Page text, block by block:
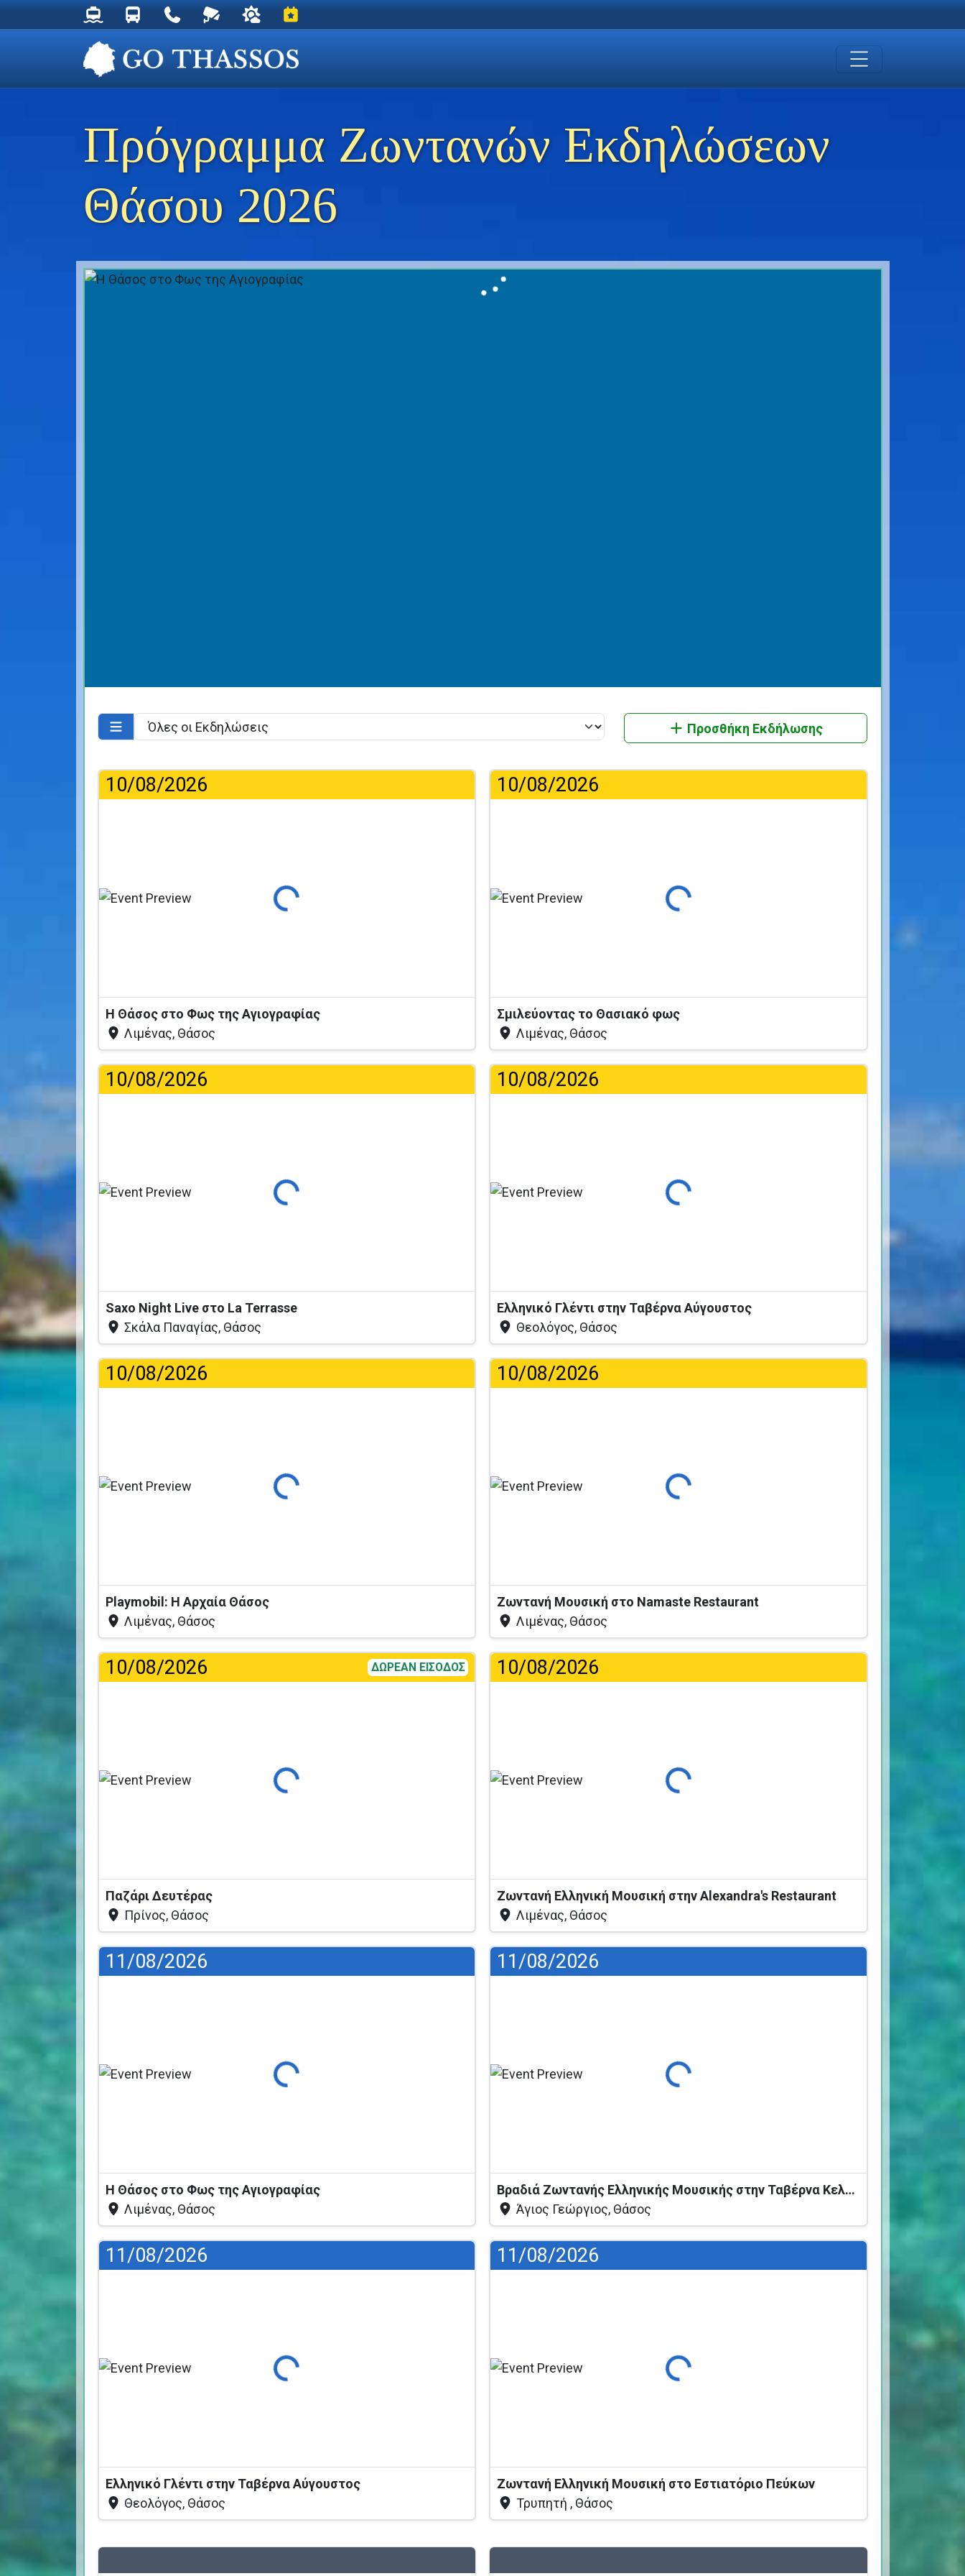
Δρομολόγια Φέρυ για Θάσο
Δρομολόγια Λεωφορείων Θάσου
Χρήσιμα Τηλέφωνα
Ζωντανή Κάμερα στη Χρυσή Ακτή
Ο καιρός στη Θάσο
Εκδηλώσεις στη Θάσο
Πρόγραμμα Ζωντανών Εκδηλώσεων
Θάσου 2026
Προσθήκη Εκδήλωσης
10/08/2026
Φόρτωση...
Η Θάσος στο Φως της Αγιογραφίας
Λιμένας, Θάσος
10/08/2026
Φόρτωση...
Σμιλεύοντας το Θασιακό φως
Λιμένας, Θάσος
10/08/2026
Φόρτωση...
Saxo Night Live στο La Terrasse
Σκάλα Παναγίας, Θάσος
10/08/2026
Φόρτωση...
Ελληνικό Γλέντι στην Ταβέρνα Αύγουστος
Θεολόγος, Θάσος
10/08/2026
Φόρτωση...
Playmobil: Η Αρχαία Θάσος
Λιμένας, Θάσος
10/08/2026
Φόρτωση...
Ζωντανή Μουσική στο Namaste Restaurant
Λιμένας, Θάσος
10/08/2026 ΔΩΡΕΑΝ ΕΙΣΟΔΟΣ
Φόρτωση...
Παζάρι Δευτέρας
Πρίνος, Θάσος
10/08/2026
Φόρτωση...
Ζωντανή Ελληνική Μουσική στην Alexandra's Restaurant
Λιμένας, Θάσος
11/08/2026
Φόρτωση...
Η Θάσος στο Φως της Αγιογραφίας
Λιμένας, Θάσος
11/08/2026
Φόρτωση...
Βραδιά Ζωντανής Ελληνικής Μουσικής στην Ταβέρνα Κελάρι
Άγιος Γεώργιος, Θάσος
11/08/2026
Φόρτωση...
Ελληνικό Γλέντι στην Ταβέρνα Αύγουστος
Θεολόγος, Θάσος
11/08/2026
Φόρτωση...
Ζωντανή Ελληνική Μουσική στο Εστιατόριο Πεύκων
Τρυπητή , Θάσος